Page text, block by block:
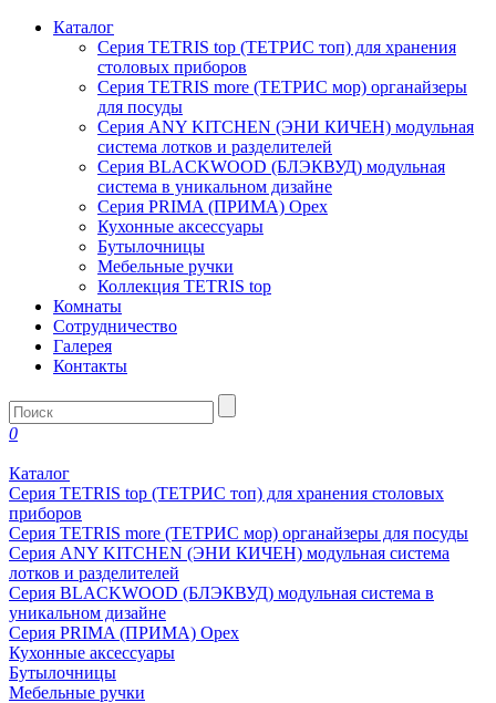
Каталог
Серия TETRIS top (ТЕТРИС топ) для хранения
столовых приборов
Серия TETRIS more (ТЕТРИС мор) органайзеры
для посуды
Серия ANY KITCHEN (ЭНИ КИЧЕН) модульная
система лотков и разделителей
Серия BLACKWOOD (БЛЭКВУД) модульная
система в уникальном дизайне
Серия PRIMA (ПРИМА) Орех
Кухонные аксессуары
Бутылочницы
Мебельные ручки
Коллекция TETRIS top
Комнаты
Сотрудничество
Галерея
Контакты
0
Каталог
Серия TETRIS top (ТЕТРИС топ) для хранения столовых
приборов
Серия TETRIS more (ТЕТРИС мор) органайзеры для посуды
Серия ANY KITCHEN (ЭНИ КИЧЕН) модульная система
лотков и разделителей
Серия BLACKWOOD (БЛЭКВУД) модульная система в
уникальном дизайне
Серия PRIMA (ПРИМА) Орех
Кухонные аксессуары
Бутылочницы
Мебельные ручки